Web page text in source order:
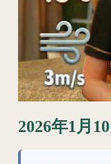
2026年1月